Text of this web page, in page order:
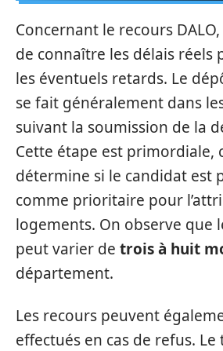
Concernant le recours
de connaître les délais réels
les éventuels retards. Le
se fait généralement dans
suivant la soumission de la
Cette étape est primordiale,
détermine si le candidat est
comme prioritaire pour
logements. On observe que
peut varier de trois à huit
département.
Les recours peuvent
effectués en cas de refus.